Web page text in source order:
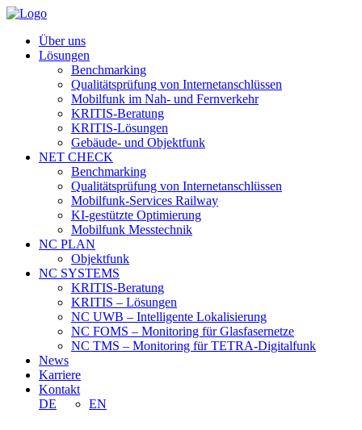
Über uns
Lösungen
Benchmarking
Qualitätsprüfung von Internetanschlüssen
Mobilfunk im Nah- und Fernverkehr
KRITIS-Beratung
KRITIS-Lösungen
Gebäude- und Objektfunk
NET CHECK
Benchmarking
Qualitätsprüfung von Internetanschlüssen
Mobilfunk-Services Railway
KI-gestützte Optimierung
Mobilfunk Messtechnik
NC PLAN
Objektfunk
NC SYSTEMS
KRITIS-Beratung
KRITIS – Lösungen
NC UWB – Intelligente Lokalisierung
NC FOMS – Monitoring für Glasfasernetze
NC TMS – Monitoring für TETRA-Digitalfunk
News
Karriere
Kontakt
DE
EN